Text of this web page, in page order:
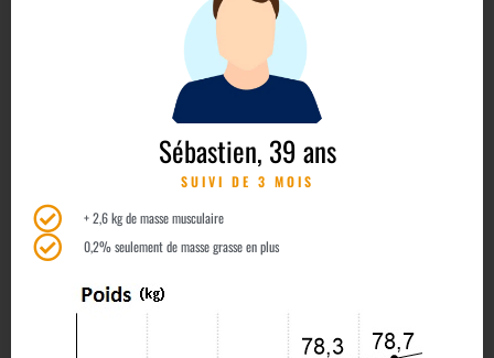
Sébastien, 39 ans
SUIVI DE 3 MOIS
+ 2,6 kg de masse musculaire
0,2% seulement de masse grasse en plus